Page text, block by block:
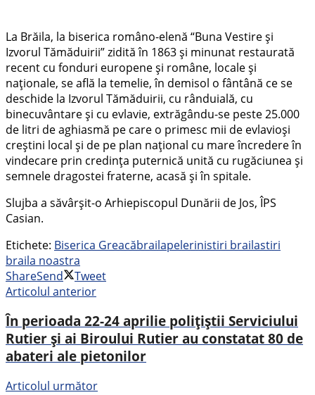
La Brăila, la biserica româno-elenă “Buna Vestire și
Izvorul Tămăduirii” zidită în 1863 și minunat restaurată
recent cu fonduri europene și române, locale și
naționale, se află la temelie, în demisol o fântână ce se
deschide la Izvorul Tămăduirii, cu rânduială, cu
binecuvântare și cu evlavie, extrăgându-se peste 25.000
de litri de aghiasmă pe care o primesc mii de evlavioși
creștini local și de pe plan național cu mare încredere în
vindecare prin credința puternică unită cu rugăciunea și
semnele dragostei fraterne, acasă și în spitale.
Slujba a săvârșit-o Arhiepiscopul Dunării de Jos, ÎPS
Casian.
Etichete: Biserica Greacăbrailapelerinistiri brailastiri
braila noastra
ShareSend
Tweet
Articolul anterior
În perioada 22-24 aprilie polițiștii Serviciului
Rutier și ai Biroului Rutier au constatat 80 de
abateri ale pietonilor
Articolul următor